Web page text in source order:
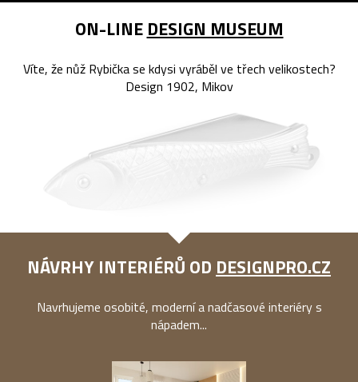
ON-LINE DESIGN MUSEUM
Víte, že nůž Rybička se kdysi vyráběl ve třech velikostech?
Design 1902, Mikov
NÁVRHY INTERIÉRŮ OD DESIGNPRO.CZ
Navrhujeme osobité, moderní a nadčasové interiéry s
nápadem...